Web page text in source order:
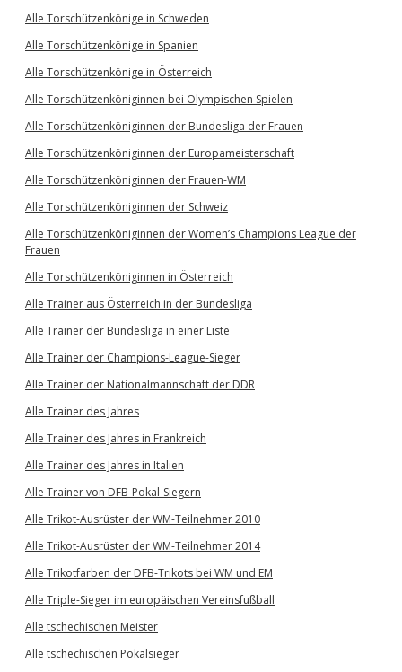
Alle Torschützenkönige in Schweden
Alle Torschützenkönige in Spanien
Alle Torschützenkönige in Österreich
Alle Torschützenköniginnen bei Olympischen Spielen
Alle Torschützenköniginnen der Bundesliga der Frauen
Alle Torschützenköniginnen der Europameisterschaft
Alle Torschützenköniginnen der Frauen-WM
Alle Torschützenköniginnen der Schweiz
Alle Torschützenköniginnen der Women’s Champions League der
Frauen
Alle Torschützenköniginnen in Österreich
Alle Trainer aus Österreich in der Bundesliga
Alle Trainer der Bundesliga in einer Liste
Alle Trainer der Champions-League-Sieger
Alle Trainer der Nationalmannschaft der DDR
Alle Trainer des Jahres
Alle Trainer des Jahres in Frankreich
Alle Trainer des Jahres in Italien
Alle Trainer von DFB-Pokal-Siegern
Alle Trikot-Ausrüster der WM-Teilnehmer 2010
Alle Trikot-Ausrüster der WM-Teilnehmer 2014
Alle Trikotfarben der DFB-Trikots bei WM und EM
Alle Triple-Sieger im europäischen Vereinsfußball
Alle tschechischen Meister
Alle tschechischen Pokalsieger